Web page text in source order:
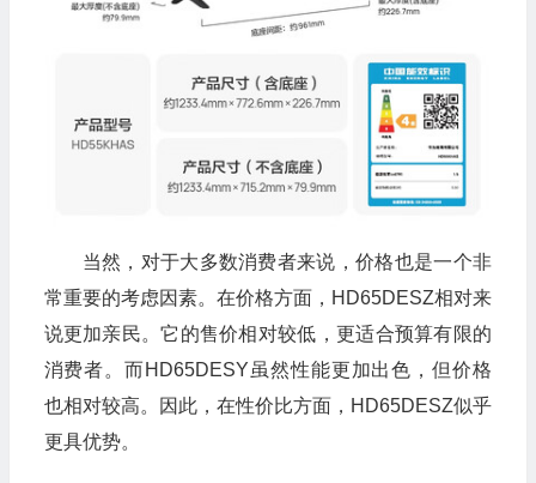
当然，对于大多数消费者来说，价格也是一个非
常重要的考虑因素。在价格方面，HD65DESZ相对来
说更加亲民。它的售价相对较低，更适合预算有限的
消费者。而HD65DESY虽然性能更加出色，但价格
也相对较高。因此，在性价比方面，HD65DESZ似乎
更具优势。
🎁
🧧